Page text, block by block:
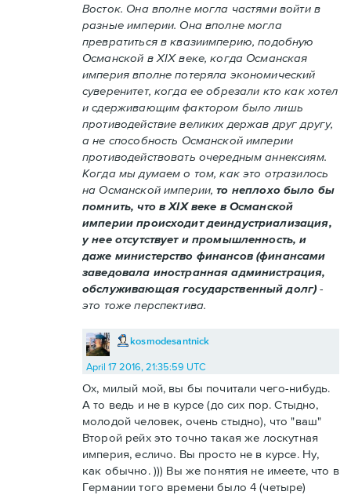
Восток. Она вполне могла частями войти в
разные империи. Она вполне могла
превратиться в квазиимперию, подобную
Османской в XIX веке, когда Османская
империя вполне потеряла экономический
суверенитет, когда ее обрезали кто как хотел
и сдерживающим фактором было лишь
противодействие великих держав друг другу,
а не способность Османской империи
противодействовать очередным аннексиям.
Когда мы думаем о том, как это отразилось
на Османской империи,то неплохо было бы
помнить, что в XIX веке в Османской
империи происходит деиндустриализация,
у нее отсутствует и промышленность, и
даже министерство финансов (финансами
заведовала иностранная администрация,
обслуживающая государственный долг)-
это тоже перспектива.
kosmodesantnick
April 17 2016, 21:35:59 UTC
Ох, милый мой, вы бы почитали чего-нибудь.
А то ведь и не в курсе (до сих пор. Стыдно,
молодой человек, очень стыдно), что "ваш"
Второй рейх это точно такая же лоскутная
империя, есличо. Вы просто не в курсе. Ну,
как обычно. ))) Вы же понятия не имеете, что в
Германии того времени было 4 (четыре)